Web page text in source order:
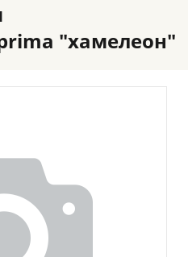
"хамелеон"